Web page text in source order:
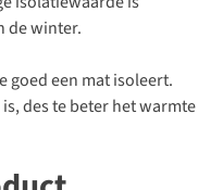
de winter.
goed een mat isoleert.
des te beter het warmte